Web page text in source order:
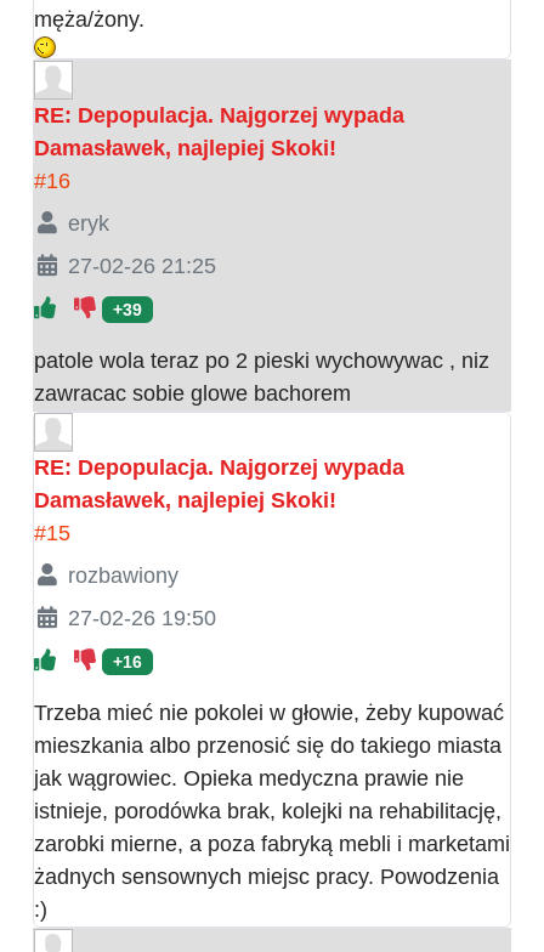
męża/żony.
RE: Depopulacja. Najgorzej wypada
Damasławek, najlepiej Skoki!
#16
eryk
27-02-26 21:25
+39
patole wola teraz po 2 pieski wychowywac , niz
zawracac sobie glowe bachorem
RE: Depopulacja. Najgorzej wypada
Damasławek, najlepiej Skoki!
#15
rozbawiony
27-02-26 19:50
+16
Trzeba mieć nie pokolei w głowie, żeby kupować
mieszkania albo przenosić się do takiego miasta
jak wągrowiec. Opieka medyczna prawie nie
istnieje, porodówka brak, kolejki na rehabilitację,
zarobki mierne, a poza fabryką mebli i marketami
żadnych sensownych miejsc pracy. Powodzenia
:)